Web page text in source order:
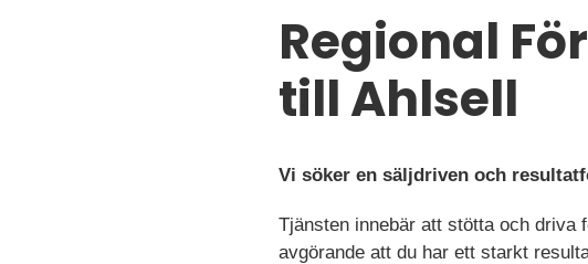
Regional
till Ahlsell
Vi söker en säljdriven och
Tjänsten innebär att stötta och driva
avgörande att du har ett starkt